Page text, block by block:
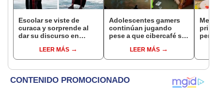
Escolar se viste de
curaca y sorprende al
dar su discurso en
celebración del Inti
Raymi en Huaycán
LEER MÁS
Adolescentes gamers
continúan jugando
pese a que cibercafé se
LEER MÁS